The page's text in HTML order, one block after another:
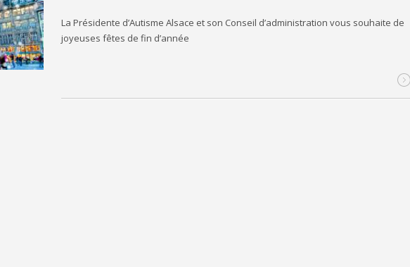
La Présidente d’Autisme Alsace et son Conseil d’administration vous souhaite de
joyeuses fêtes de fin d’année